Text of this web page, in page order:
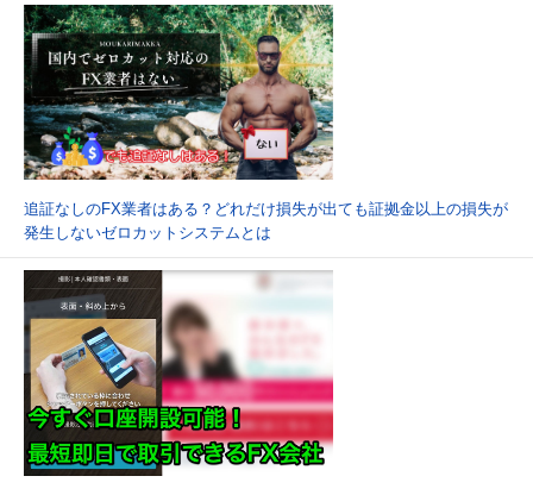
追証なしのFX業者はある？どれだけ損失が出ても証拠金以上の損失が
発生しないゼロカットシステムとは